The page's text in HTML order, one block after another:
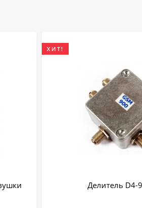
ХИТ!
Делитель D4-